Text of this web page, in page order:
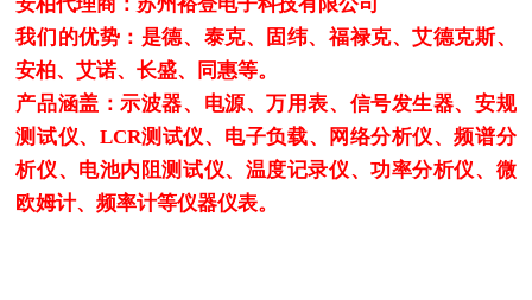
我们的优势：是德、泰克、固纬、福禄克、艾德克斯、
安柏、艾诺、长盛、同惠等。
产品涵盖：示波器、电源、万用表、信号发生器、安规
测试仪、LCR测试仪、电子负载、网络分析仪、频谱分
析仪、电池内阻测试仪、温度记录仪、功率分析仪、微
欧姆计、频率计等仪器仪表。